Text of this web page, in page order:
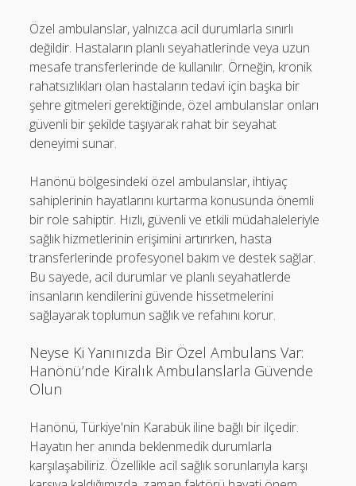
Özel ambulanslar, yalnızca acil durumlarla sınırlı
değildir. Hastaların planlı seyahatlerinde veya uzun
mesafe transferlerinde de kullanılır. Örneğin, kronik
rahatsızlıkları olan hastaların tedavi için başka bir
şehre gitmeleri gerektiğinde, özel ambulanslar onları
güvenli bir şekilde taşıyarak rahat bir seyahat
deneyimi sunar.
Hanönü bölgesindeki özel ambulanslar, ihtiyaç
sahiplerinin hayatlarını kurtarma konusunda önemli
bir role sahiptir. Hızlı, güvenli ve etkili müdahaleleriyle
sağlık hizmetlerinin erişimini artırırken, hasta
transferlerinde profesyonel bakım ve destek sağlar.
Bu sayede, acil durumlar ve planlı seyahatlerde
insanların kendilerini güvende hissetmelerini
sağlayarak toplumun sağlık ve refahını korur.
Neyse Ki Yanınızda Bir Özel Ambulans Var:
Hanönü’nde Kiralık Ambulanslarla Güvende
Olun
Hanönü, Türkiye'nin Karabük iline bağlı bir ilçedir.
Hayatın her anında beklenmedik durumlarla
karşılaşabiliriz. Özellikle acil sağlık sorunlarıyla karşı